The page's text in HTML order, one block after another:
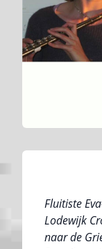
Fluitiste
Lodewijk
naar de